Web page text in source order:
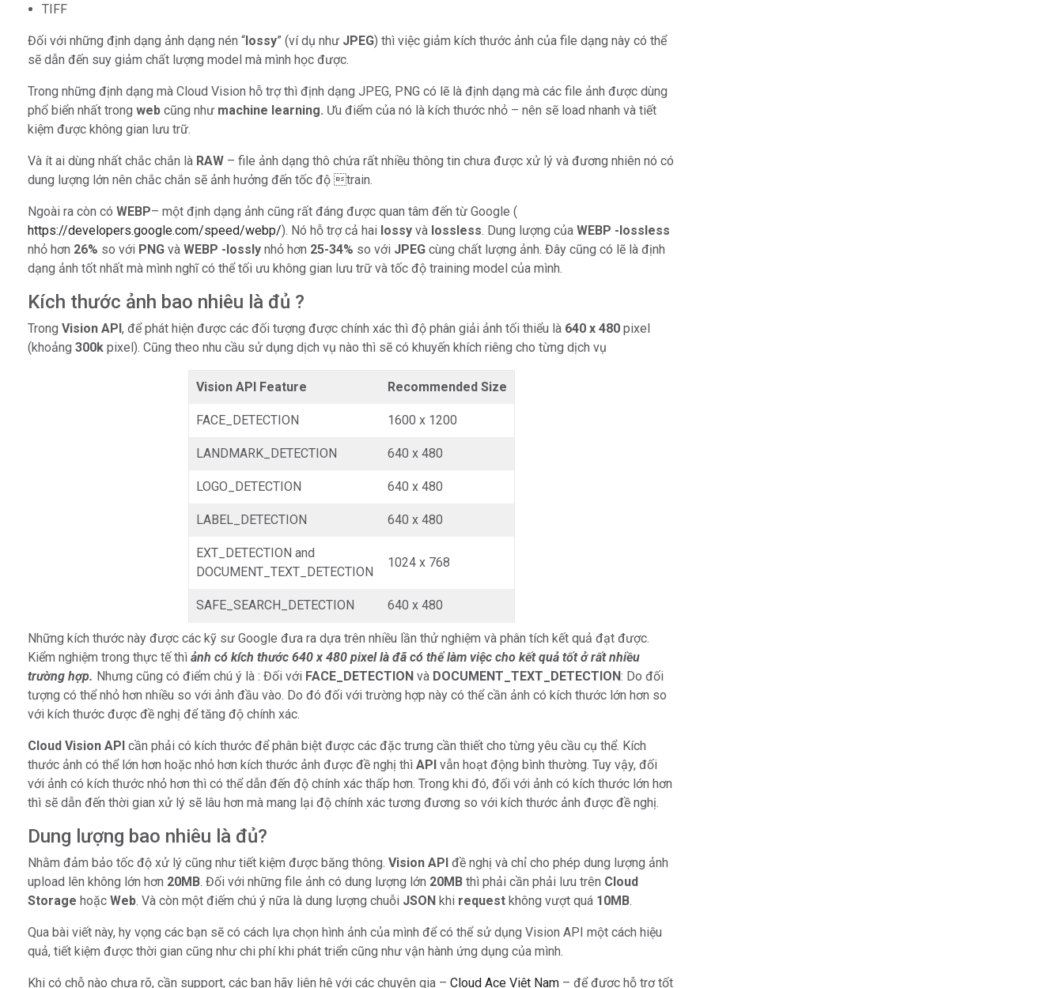
TIFF
Đối với những định dạng ảnh dạng nén “lossy” (ví dụ như JPEG) thì việc giảm kích thước ảnh của file dạng này có thể
sẽ dẫn đến suy giảm chất lượng model mà mình học được.
Trong những định dạng mà Cloud Vision hỗ trợ thì định dạng JPEG, PNG có lẽ là định dạng mà các file ảnh được dùng
phổ biển nhất trong web cũng như machine learning. Ưu điểm của nó là kích thước nhỏ – nên sẽ load nhanh và tiết
kiệm được không gian lưu trữ.
Và ít ai dùng nhất chắc chắn là RAW – file ảnh dạng thô chứa rất nhiều thông tin chưa được xử lý và đương nhiên nó có
dung lượng lớn nên chắc chắn sẽ ảnh hưởng đến tốc độ train.
Ngoài ra còn có WEBP– một định dạng ảnh cũng rất đáng được quan tâm đến từ Google (
https://developers.google.com/speed/webp/). Nó hỗ trợ cả hai lossy và lossless. Dung lượng của WEBP -lossless
nhỏ hơn 26% so với PNG và WEBP -lossly nhỏ hơn 25-34% so với JPEG cùng chất lượng ảnh. Đây cũng có lẽ là định
dạng ảnh tốt nhất mà mình nghĩ có thể tối ưu không gian lưu trữ và tốc độ training model của mình.
Kích thước ảnh bao nhiêu là đủ ?
Trong Vision API, để phát hiện được các đối tượng được chính xác thì độ phân giải ảnh tối thiểu là 640 x 480 pixel
(khoảng 300k pixel). Cũng theo nhu cầu sử dụng dịch vụ nào thì sẽ có khuyến khích riêng cho từng dịch vụ
Vision API Feature Recommended Size
FACE_DETECTION 1600 x 1200
LANDMARK_DETECTION 640 x 480
LOGO_DETECTION 640 x 480
LABEL_DETECTION 640 x 480
EXT_DETECTION and
DOCUMENT_TEXT_DETECTION
1024 x 768
SAFE_SEARCH_DETECTION 640 x 480
Những kích thước này được các kỹ sư Google đưa ra dựa trên nhiều lần thử nghiệm và phân tích kết quả đạt được.
Kiểm nghiệm trong thực tế thì ảnh có kích thước 640 x 480 pixel là đã có thể làm việc cho kết quả tốt ở rất nhiều
trường hợp. Nhưng cũng có điểm chú ý là : Đối với FACE_DETECTION và DOCUMENT_TEXT_DETECTION: Do đối
tượng có thể nhỏ hơn nhiều so với ảnh đầu vào. Do đó đối với trường hợp này có thể cần ảnh có kích thước lớn hơn so
với kích thước được đề nghị để tăng độ chính xác.
Cloud Vision API cần phải có kích thước để phân biệt được các đặc trưng cần thiết cho từng yêu cầu cụ thể. Kích
thước ảnh có thể lớn hơn hoặc nhỏ hơn kích thước ảnh được đề nghị thì API vẫn hoạt động bình thường. Tuy vậy, đối
với ảnh có kích thước nhỏ hơn thì có thể dẫn đến độ chính xác thấp hơn. Trong khi đó, đối với ảnh có kích thước lớn hơn
thì sẽ dẫn đến thời gian xử lý sẽ lâu hơn mà mang lại độ chính xác tương đương so với kích thước ảnh được đề nghị.
Dung lượng bao nhiêu là đủ?
Nhằm đảm bảo tốc độ xử lý cũng như tiết kiệm được băng thông. Vision API đề nghị và chỉ cho phép dung lượng ảnh
upload lên không lớn hơn 20MB. Đối với những file ảnh có dung lượng lớn 20MB thì phải cần phải lưu trên Cloud
Storage hoặc Web. Và còn một điếm chú ý nữa là dung lượng chuỗi JSON khi request không vượt quá 10MB.
Qua bài viết này, hy vọng các bạn sẽ có cách lựa chọn hình ảnh của mình để có thể sử dụng Vision API một cách hiệu
quả, tiết kiệm được thời gian cũng như chi phí khi phát triển cũng như vận hành ứng dụng của mình.
Khi có chỗ nào chưa rõ, cần support, các bạn hãy liên hệ với các chuyên gia – Cloud Ace Việt Nam – để được hỗ trợ tốt